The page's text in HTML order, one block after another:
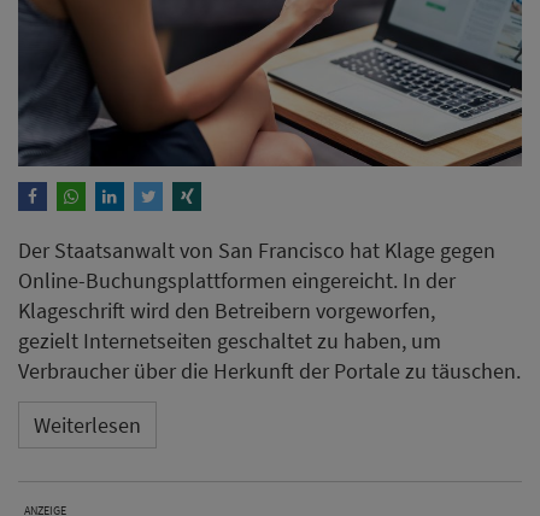
Der Staatsanwalt von San Francisco hat Klage gegen
Online-Buchungsplattformen eingereicht. In der
Klageschrift wird den Betreibern vorgeworfen,
gezielt Internetseiten geschaltet zu haben, um
Verbraucher über die Herkunft der Portale zu täuschen.
Weiterlesen
ANZEIGE